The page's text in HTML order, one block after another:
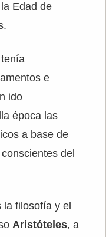
Edad de
e
ido
época las
a base de
del
filosofía y el
Aristóteles, a